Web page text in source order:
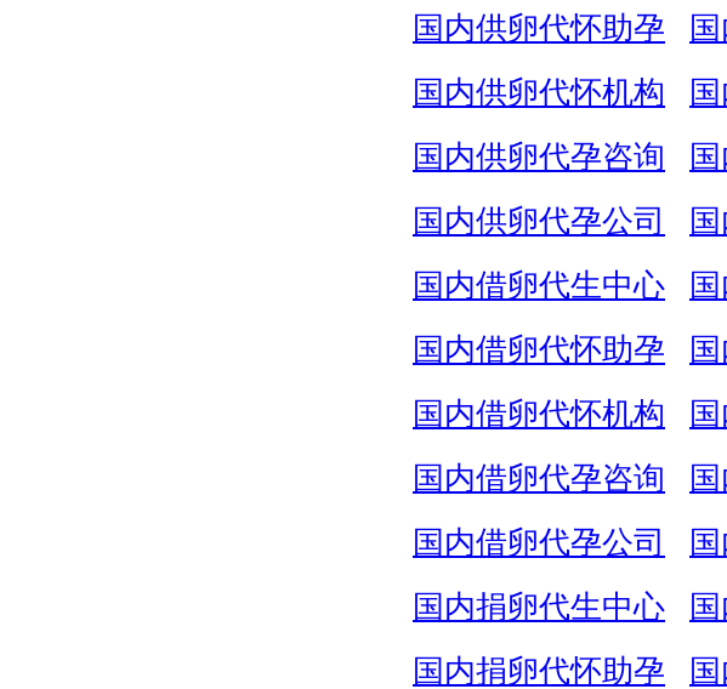
国内供卵代怀助孕
国内供卵代怀机构
国内供卵代孕咨询
国内供卵代孕公司
国内借卵代生中心
国内借卵代怀助孕
国内借卵代怀机构
国内借卵代孕咨询
国内借卵代孕公司
国内捐卵代生中心
国内捐卵代怀助孕